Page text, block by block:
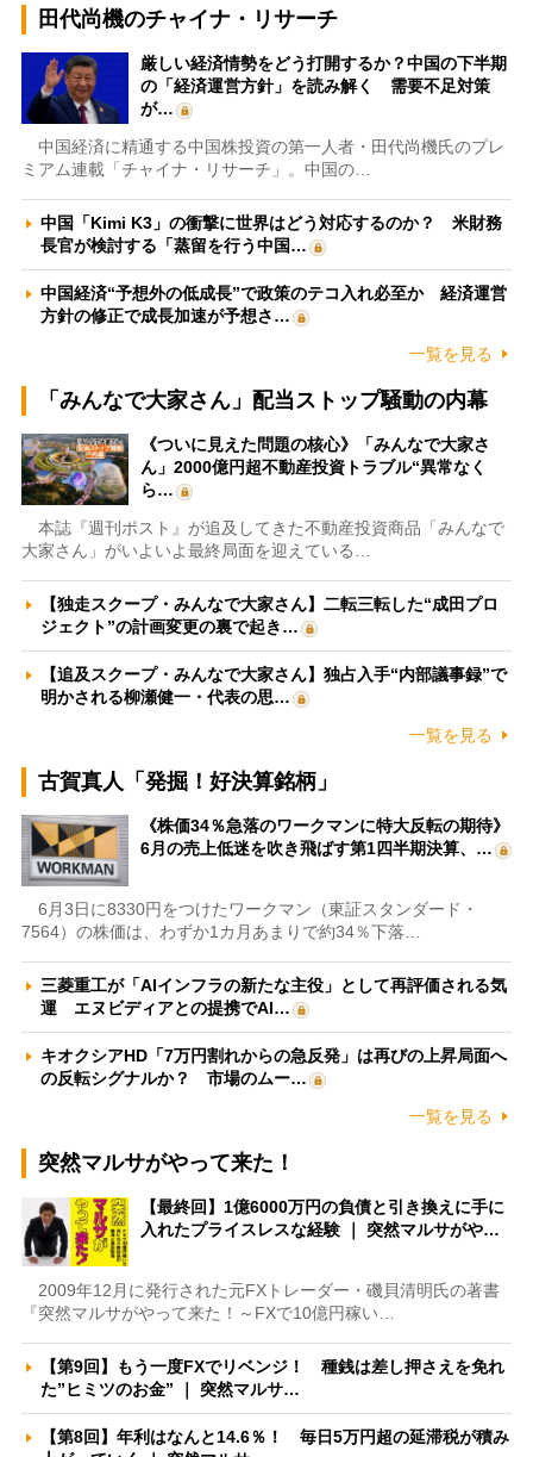
田代尚機のチャイナ・リサーチ
厳しい経済情勢をどう打開するか？中国の下半期
の「経済運営方針」を読み解く 需要不足対策
が…
中国経済に精通する中国株投資の第一人者・田代尚機氏のプレ
ミアム連載「チャイナ・リサーチ」。中国の…
中国「Kimi K3」の衝撃に世界はどう対応するのか？ 米財務
長官が検討する「蒸留を行う中国…
中国経済“予想外の低成長”で政策のテコ入れ必至か 経済運営
方針の修正で成長加速が予想さ…
一覧を見る
「みんなで大家さん」配当ストップ騒動の内幕
《ついに見えた問題の核心》「みんなで大家さ
ん」2000億円超不動産投資トラブル“異常なく
ら…
本誌『週刊ポスト』が追及してきた不動産投資商品「みんなで
大家さん」がいよいよ最終局面を迎えている…
【独走スクープ・みんなで大家さん】二転三転した“成田プロ
ジェクト”の計画変更の裏で起き…
【追及スクープ・みんなで大家さん】独占入手“内部議事録”で
明かされる柳瀬健一・代表の思…
一覧を見る
古賀真人「発掘！好決算銘柄」
《株価34％急落のワークマンに特大反転の期待》
6月の売上低迷を吹き飛ばす第1四半期決算、…
6月3日に8330円をつけたワークマン（東証スタンダード・
7564）の株価は、わずか1カ月あまりで約34％下落…
三菱重工が「AIインフラの新たな主役」として再評価される気
運 エヌビディアとの提携でAI…
キオクシアHD「7万円割れからの急反発」は再びの上昇局面へ
の反転シグナルか？ 市場のムー…
一覧を見る
突然マルサがやって来た！
【最終回】1億6000万円の負債と引き換えに手に
入れたプライスレスな経験 ｜ 突然マルサがや…
2009年12月に発行された元FXトレーダー・磯貝清明氏の著書
『突然マルサがやって来た！～FXで10億円稼い…
【第9回】もう一度FXでリベンジ！ 種銭は差し押さえを免れ
た”ヒミツのお金” ｜ 突然マルサ…
【第8回】年利はなんと14.6％！ 毎日5万円超の延滞税が積み